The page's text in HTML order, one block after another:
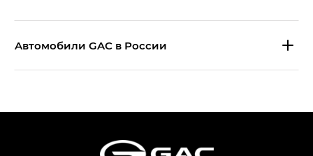
Aвтомобили GAC в России
Эс Икс ПРЕМИУМ — SX PREMIUM
S7 — Эс 7 (S7) в комплектациях